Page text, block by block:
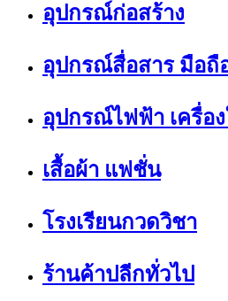
อุปกรณ์ก่อสร้าง
อุปกรณ์สื่อสาร มือถื
อุปกรณ์ไฟฟ้า เครื่อ
เสื้อผ้า แฟชั่น
โรงเรียนกวดวิชา
ร้านค้าปลีกทั่วไป